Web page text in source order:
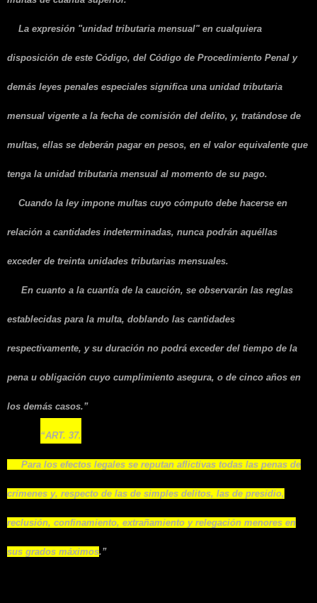
La expresión "unidad tributaria mensual" en cualquiera
disposición de este Código, del Código de Procedimiento Penal y
demás leyes penales especiales significa una unidad tributaria
mensual vigente a la fecha de comisión del delito, y, tratándose de
multas, ellas se deberán pagar en pesos, en el valor equivalente que
tenga la unidad tributaria mensual al momento de su pago.
Cuando la ley impone multas cuyo cómputo debe hacerse en
relación a cantidades indeterminadas, nunca podrán aquéllas
exceder de treinta unidades tributarias mensuales.
En cuanto a la cuantía de la caución, se observarán las reglas
establecidas para la multa, doblando las cantidades
respectivamente, y su duración no podrá exceder del tiempo de la
pena u obligación cuyo cumplimiento asegura, o de cinco años en
los demás casos.”
“ART. 37.
Para los efectos legales se reputan aflictivas todas las penas de
crímenes y, respecto de las de simples delitos, las de presidio,
reclusión, confinamiento, extrañamiento y relegación menores en
sus grados máximos.”